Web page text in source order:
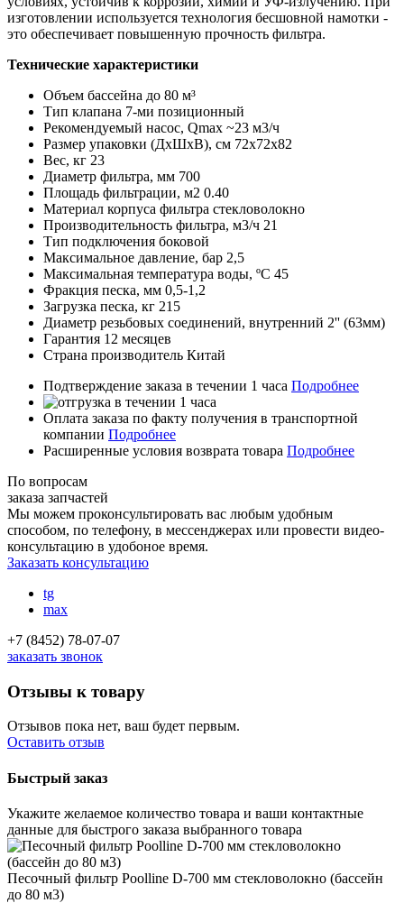
изготовлении используется технология бесшовной намотки -
это обеспечивает повышенную прочность фильтра.
Технические характеристики
Объем бассейна до 80 м³
Тип клапана 7-ми позиционный
Рекомендуемый насос, Qmax ~23 м3/ч
Размер упаковки (ДхШхВ), см 72х72х82
Вес, кг 23
Диаметр фильтра, мм 700
Площадь фильтрации, м2 0.40
Материал корпуса фильтра стекловолокно
Производительность фильтра, м3/ч 21
Тип подключения боковой
Максимальное давление, бар 2,5
Максимальная температура воды, ºС 45
Фракция песка, мм 0,5-1,2
Загрузка песка, кг 215
Диаметр резьбовых соединений, внутренний 2'' (63мм)
Гарантия 12 месяцев
Страна производитель Китай
Подтверждение заказа в течении 1 часа Подробнее
Оплата заказа по факту получения в транспортной
компании Подробнее
Расширенные условия возврата товара Подробнее
По вопросам
заказа запчастей
Мы можем проконсультировать вас любым удобным
способом, по телефону, в мессенджерах или провести видео-
консультацию в удобоное время.
Заказать консультацию
tg
max
+7 (8452) 78-07-07
заказать звонок
Отзывы к товару
Отзывов пока нет, ваш будет первым.
Оставить отзыв
Быстрый заказ
Укажите желаемое количество товара и ваши контактные
данные для быстрого заказа выбранного товара
Песочный фильтр Poolline D-700 мм стекловолокно (бассейн
до 80 м3)